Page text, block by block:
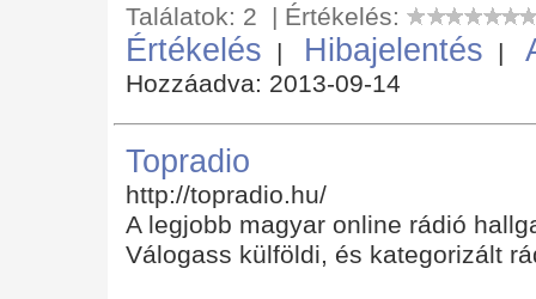
Találatok: 2 | Értékelés:
Értékelés | Hibajelentés |
Hozzáadva: 2013-09-14
Topradio
http://topradio.hu/
A legjobb magyar online rádió
Válogass külföldi, és kategorizált